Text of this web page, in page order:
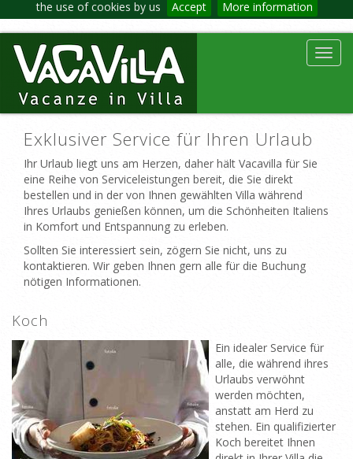
the use of cookies by us Accept More information
Exklusiver Service für Ihren Urlaub
Ihr Urlaub liegt uns am Herzen, daher hält Vacavilla für Sie
eine Reihe von Serviceleistungen bereit, die Sie direkt
bestellen und in der von Ihnen gewählten Villa während
Ihres Urlaubs genießen können, um die Schönheiten Italiens
in Komfort und Entspannung zu erleben.
Sollten Sie interessiert sein, zögern Sie nicht, uns zu
kontaktieren. Wir geben Ihnen gern alle für die Buchung
nötigen Informationen.
Koch
Ein idealer Service für
alle, die während ihres
Urlaubs verwöhnt
werden möchten,
anstatt am Herd zu
stehen. Ein qualifizierter
Koch bereitet Ihnen